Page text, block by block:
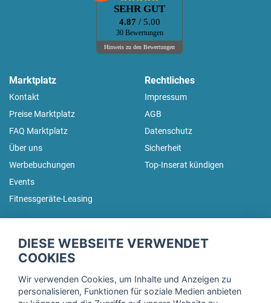
SEHR GUT
4.87 / 5.00
30 Bewertungen
Hinweis zu den Bewertungen
Marktplatz
Kontakt
Preise Marktplatz
FAQ Marktplatz
Über uns
Werbebuchungen
Events
Fitnessgeräte-Leasing
Rechtliches
Impressum
AGB
Datenschutz
Sicherheit
Top-Inserat kündigen
Trage dich hier für unseren Newsletter ein und erhalte regelmäßig
DIESE WEBSEITE VERWENDET
COOKIES
Wir verwenden Cookies, um Inhalte und Anzeigen zu
personalisieren, Funktionen für soziale Medien anbieten